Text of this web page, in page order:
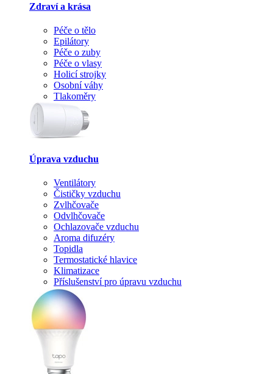
Zdraví a krása
Péče o tělo
Epilátory
Péče o zuby
Péče o vlasy
Holicí strojky
Osobní váhy
Tlakoměry
Úprava vzduchu
Ventilátory
Čističky vzduchu
Zvlhčovače
Odvlhčovače
Ochlazovače vzduchu
Aroma difuzéry
Topidla
Termostatické hlavice
Klimatizace
Příslušenství pro úpravu vzduchu